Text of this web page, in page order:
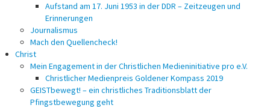
Aufstand am 17. Juni 1953 in der DDR – Zeitzeugen und
Erinnerungen
Journalismus
Mach den Quellencheck!
Christ
Mein Engagement in der Christlichen Medieninitiative pro e.V.
Christlicher Medienpreis Goldener Kompass 2019
GEISTbewegt! – ein christliches Traditionsblatt der
Pfingstbewegung geht